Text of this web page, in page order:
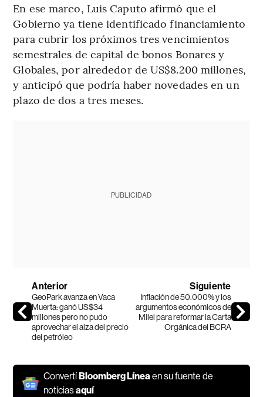
En ese marco, Luis Caputo afirmó que el
Gobierno ya tiene identificado financiamiento
para cubrir los próximos tres vencimientos
semestrales de capital de bonos Bonares y
Globales, por alrededor de US$8.200 millones,
y anticipó que podría haber novedades en un
plazo de dos a tres meses.
PUBLICIDAD
Anterior
GeoPark avanza en Vaca
Muerta: ganó US$34
millones pero no pudo
aprovechar el alza del precio
del petróleo
Siguiente
Inflación de 50.000% y los
argumentos económicos de
Milei para reformar la Carta
Orgánica del BCRA
ConvertíBloomberg Líneaen su fuente de
noticiasaquí